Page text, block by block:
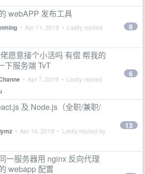
webAPP 发布工具
• Apr 11, 2019 • Lastly replied
8
愿意接个小活吗 有偿 帮我的
下服务端 TvT
• Apr 7, 2019 • Lastly replied
6
及 Node.js（全职/兼职/
• Apr 14, 2019 • Lastly replied by
13
一服务器用 nginx 反向代理
webapp 配置